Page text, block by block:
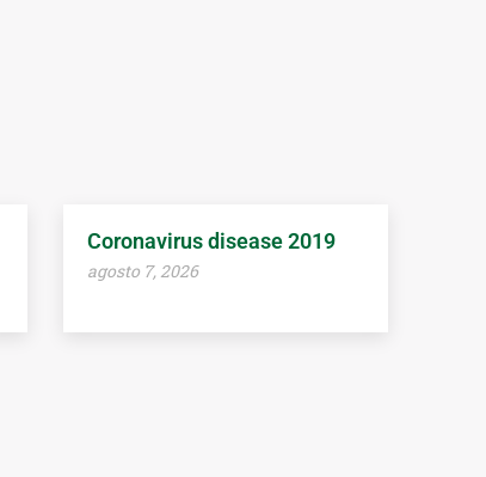
Coronavirus disease 2019
agosto 7, 2026